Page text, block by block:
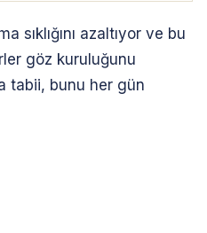
sıklığını azaltıyor ve bu
göz kuruluğunu
tabii, bunu her gün